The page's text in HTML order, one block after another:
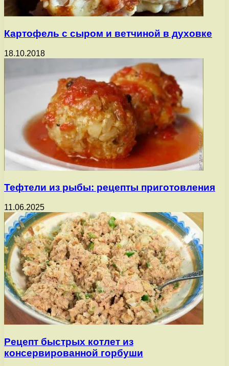
Картофель с сыром и ветчиной в духовке
18.10.2018
Тефтели из рыбы: рецепты приготовления
11.06.2025
Рецепт быстрых котлет из
консервированной горбуши